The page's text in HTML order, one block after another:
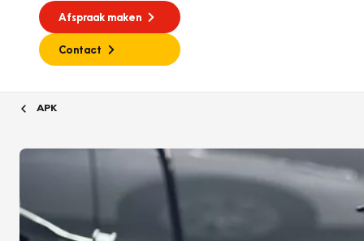
Afspraak maken
Contact
APK